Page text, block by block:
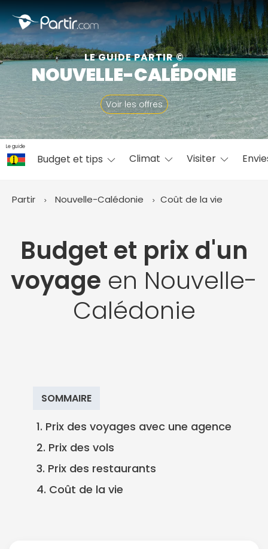
LE GUIDE PARTIR ©
NOUVELLE-CALÉDONIE
Voir les offres
Le guide
Budget et tips Climat Visiter
Partir Nouvelle-Calédonie Coût de la vie
Budget et prix d'un
voyage en Nouvelle-
Calédonie
SOMMAIRE
1. Prix des voyages avec une agence
2. Prix des vols
3. Prix des restaurants
4. Coût de la vie
Fermer
📍 Destinations populaires
☀️ Où partir par mois
Juillet
Août Septembre
Octobre